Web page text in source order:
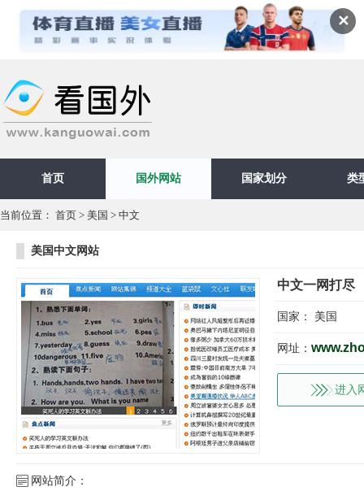
✕
首页 国外网站 国家划分 类
当前位置： 首页 > 美国 > 中文
美国中文网站
中文一网打尽
国家： 美国
网址：
进入
网站简介：